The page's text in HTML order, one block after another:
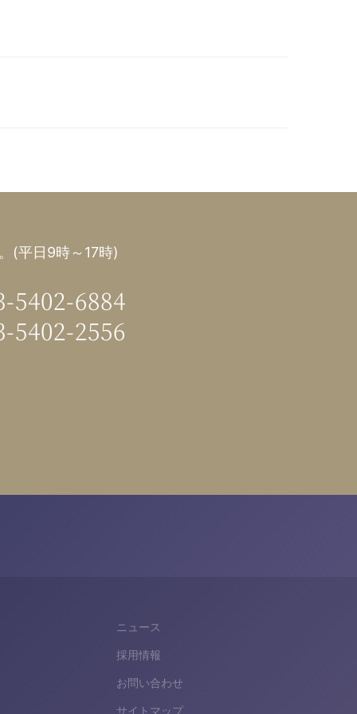
(平日9時～17時)
5402-6884
5402-2556
ニュース
採用情報
お問い合わせ
サイトマップ